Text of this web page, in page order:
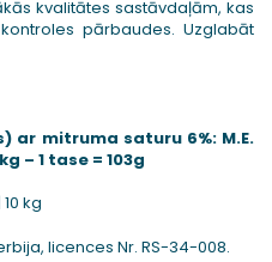
kvalitātes sastāvdaļām, kas
pārbaudes. Uzglabāt
ar mitruma saturu 6%: M.E.
– 1 tase = 103g
kg
licences Nr. RS-34-008.